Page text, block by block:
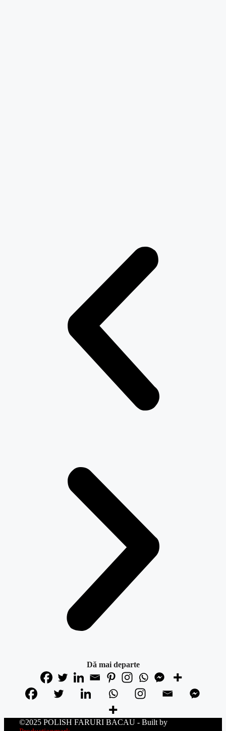
Dă mai departe
©2025 POLISH FARURI BACAU - Built by